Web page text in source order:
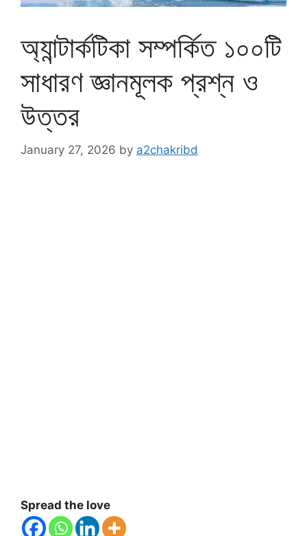
অ্যান্টার্কটিকা সম্পর্কিত ১০০টি
সাধারণ জ্ঞানমূলক প্রশ্ন ও
উত্তর
January 27, 2026 by a2chakribd
Spread the love